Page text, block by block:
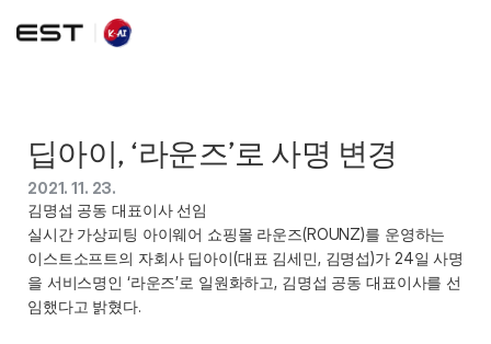
딥아이, ‘라운즈’로 사명 변경
2021. 11. 23.
김명섭 공동 대표이사 선임
실시간 가상피팅 아이웨어 쇼핑몰 라운즈(ROUNZ)를 운영하는
이스트소프트의 자회사 딥아이(대표 김세민, 김명섭)가 24일 사명
을 서비스명인 ‘라운즈’로 일원화하고, 김명섭 공동 대표이사를 선
임했다고 밝혔다.